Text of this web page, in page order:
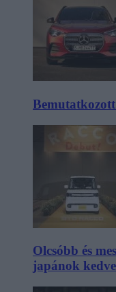
Olcsóbb és
japánok